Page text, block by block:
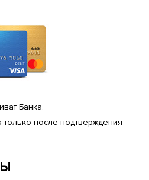
Банка.
после подтверждения